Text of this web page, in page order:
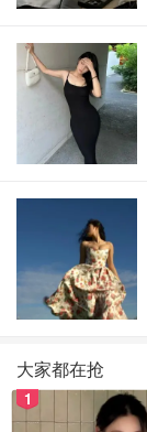
大家都在抢
1